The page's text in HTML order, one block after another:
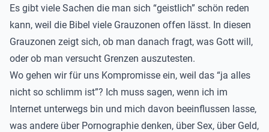
Es gibt viele Sachen die man sich “geistlich” schön reden
kann, weil die Bibel viele Grauzonen offen lässt. In diesen
Grauzonen zeigt sich, ob man danach fragt, was Gott will,
oder ob man versucht Grenzen auszutesten.
Wo gehen wir für uns Kompromisse ein, weil das “ja alles
nicht so schlimm ist”? Ich muss sagen, wenn ich im
Internet unterwegs bin und mich davon beeinflussen lasse,
was andere über Pornographie denken, über Sex, über Geld,